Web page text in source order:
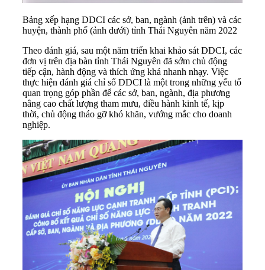
Bảng xếp hạng DDCI các sở, ban, ngành (ảnh trên) và các
huyện, thành phố (ảnh dưới) tỉnh Thái Nguyên năm 2022
Theo đánh giá, sau một năm triển khai khảo sát DDCI, các
đơn vị trên địa bàn tỉnh Thái Nguyên đã sớm chủ động
tiếp cận, hành động và thích ứng khá nhanh nhạy. Việc
thực hiện đánh giá chỉ số DDCI là một trong những yếu tố
quan trọng góp phần để các sở, ban, ngành, địa phương
nâng cao chất lượng tham mưu, điều hành kinh tế, kịp
thời, chủ động tháo gỡ khó khăn, vướng mắc cho doanh
nghiệp.